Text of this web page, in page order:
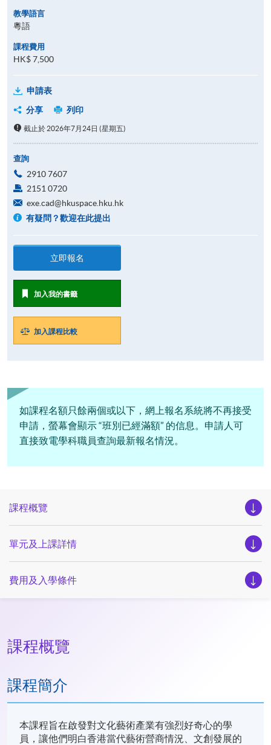
教學語言
粵語
課程費用
HK$ 7,500
申請表
分享
列印
截止於 2026年7月24日 (星期五)
查詢
2910 7607
2151 0720
exe.cad@hkuspace.hku.hk
有疑問？歡迎在此提出
立即報名
加入我的書籤
加入課程比較
如課程名額只餘兩個或以下，網上報名系統將不再接受
申請，螢幕會顯示 “班別已經滿額” 的信息。申請人可
直接致電學科職員查詢最新報名情況。
課程概覽
單元及上課詳情
費用及入學條件
課程概覽
課程簡介
本課程旨在啟發對文化藝術產業有強烈好奇心的學
員，讓他們明白香港當代藝術營商情況、文創發展的